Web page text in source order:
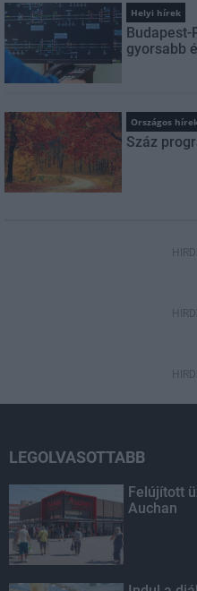
Helyi hírek
Budapest-
gyorsabb
Országos
Száz
LEGOLVASOTTABB
Felújított
Auchan